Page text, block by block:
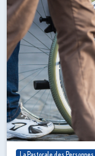
La Pastorale des